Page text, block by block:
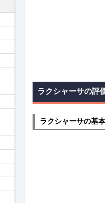
ラクシャーサの評
ラクシャーサの基